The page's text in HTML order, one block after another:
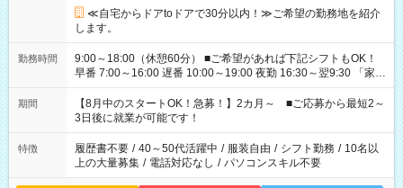
≪自宅からドアtoドアで30分以内！≫ご希望の勤務地を紹介
します。
勤務時間
9:00～18:00（休憩60分） ■ご希望があれば下記シフトもOK！
早番 7:00～16:00 遅番 10:00～19:00 夜勤 16:30～翌9:30 「家族
と休みを合わせたい」 「余裕を持って夕飯の準備がしたい」
「できれば残業はしたくない」 など、ご希望を教えてください
ね。 ※Wワーク希望の方へ 今ご覧のお仕事で希望する勤務時間
と、もう1つのお仕事の勤務時間。 合計で週40時間を超える場
合は応募できません。
期間
【8月中のスタートOK！急募！】2カ月～ ■ご応募から最短2～
3日後に就業が可能です！
特徴 履歴書不要 / 40～50代活躍中 / 服装自由 / シフト勤務 / 10名以
上の大量募集 / 電話対応なし / パソコンスキル不要